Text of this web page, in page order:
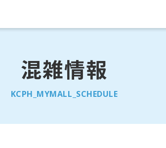
KCPH_MYMALL_SCHEDULE
混雑情報